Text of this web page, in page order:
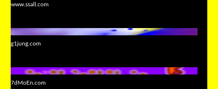
www.ssall.com
g1jung.com
7dMoEn.com